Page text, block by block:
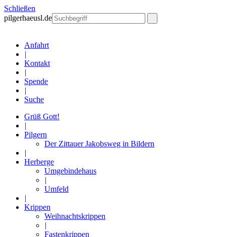
Schließen
pilgerhaeusl.de
Anfahrt
|
Kontakt
|
Spende
|
Suche
Grüß Gott!
|
Pilgern
Der Zittauer Jakobsweg in Bildern
|
Herberge
Umgebindehaus
|
Umfeld
|
Krippen
Weihnachtskrippen
|
Fastenkrippen